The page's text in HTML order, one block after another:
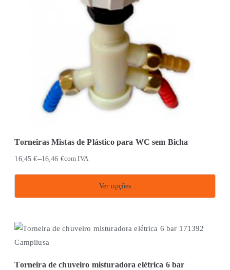
Torneiras Mistas de Plástico para WC sem Bicha
16,45€–16,46 €com IVA
Ver opções
has
multiple
variants.
Torneira de chuveiro misturadora elétrica 6 bar